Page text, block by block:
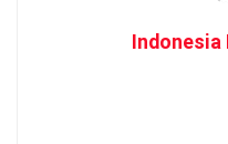
Indonesia